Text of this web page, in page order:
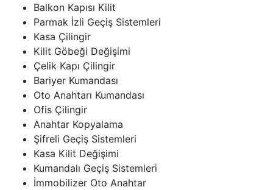
Balkon Kapısı Kilit
Parmak İzli Geçiş Sistemleri
Kasa Çilingir
Kilit Göbeği Değişimi
Çelik Kapı Çilingir
Bariyer Kumandası
Oto Anahtarı Kumandası
Ofis Çilingir
Anahtar Kopyalama
Şifreli Geçiş Sistemleri
Kasa Kilit Değişimi
Kumandalı Geçiş Sistemleri
İmmobilizer Oto Anahtar